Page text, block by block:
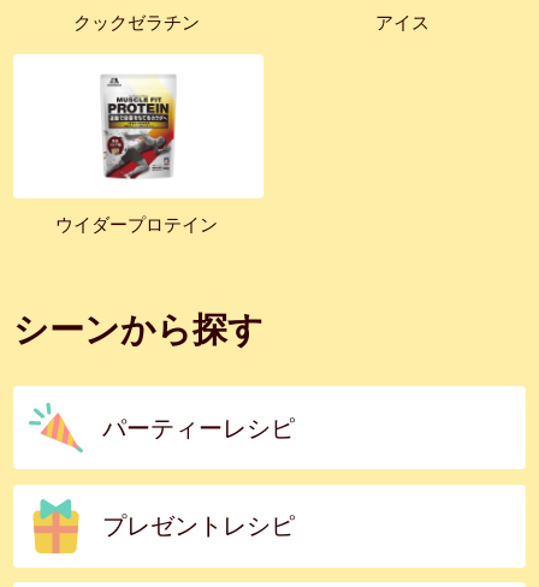
クックゼラチン アイス
ウイダープロテイン
シーンから探す
パーティーレシピ
プレゼントレシピ